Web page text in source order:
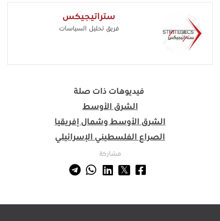
ستراتيجيكس
فريق تحليل السياسات
فيديوهات ذات صلة
الشرق الأوسط
الشرق الأوسط وشمال إفريقيا
الصراع الفلسطيني الإسرائيلي
مشاركة